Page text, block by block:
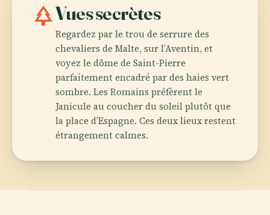
parkVues secrètes
Regardez par le trou de serrure des
chevaliers de Malte, sur l’Aventin, et
voyez le dôme de Saint-Pierre
parfaitement encadré par des haies vert
sombre. Les Romains préfèrent le
Janicule au coucher du soleil plutôt que
la place d’Espagne. Ces deux lieux restent
étrangement calmes.